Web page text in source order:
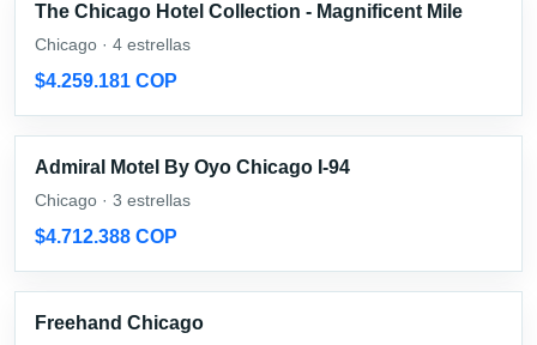
The Chicago Hotel Collection - Magnificent Mile
Chicago · 4 estrellas
$4.259.181 COP
Admiral Motel By Oyo Chicago I-94
Chicago · 3 estrellas
$4.712.388 COP
Freehand Chicago